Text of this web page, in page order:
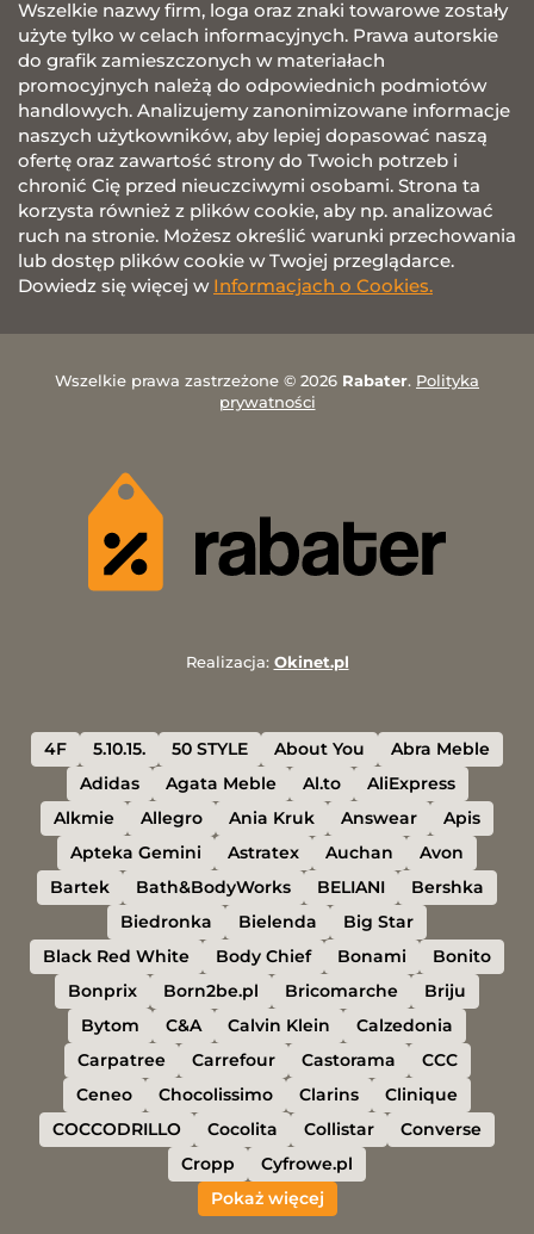
Wszelkie nazwy firm, loga oraz znaki towarowe zostały
użyte tylko w celach informacyjnych. Prawa autorskie
do grafik zamieszczonych w materiałach
promocyjnych należą do odpowiednich podmiotów
handlowych. Analizujemy zanonimizowane informacje
naszych użytkowników, aby lepiej dopasować naszą
ofertę oraz zawartość strony do Twoich potrzeb i
chronić Cię przed nieuczciwymi osobami. Strona ta
korzysta również z plików cookie, aby np. analizować
ruch na stronie. Możesz określić warunki przechowania
lub dostęp plików cookie w Twojej przeglądarce.
Dowiedz się więcej w Informacjach o Cookies.
Wszelkie prawa zastrzeżone © 2026 Rabater. Polityka
prywatności
Realizacja: Okinet.pl
4F 5.10.15. 50 STYLE About You
Abra Meble
Adidas
Agata Meble Al.to
AliExpress
Alkmie
Allegro Ania Kruk Answear
Apis
Apteka Gemini
Astratex Auchan
Avon
Bartek
Bath&BodyWorks BELIANI
Bershka
Biedronka
Bielenda
Big Star
Black Red White
Body Chief Bonami
Bonito
Bonprix
Born2be.pl Bricomarche
Briju
Bytom
C&A Calvin Klein
Calzedonia
Carpatree
Carrefour Castorama
CCC
Ceneo
Chocolissimo Clarins
Clinique
COCCODRILLO
Cocolita Collistar
Converse
Cropp
Cyfrowe.pl
Pokaż więcej